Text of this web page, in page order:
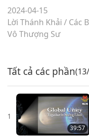
2024-04-15
Lời Thánh Khải / Các
Vô Thượng Sư
Tất cả các phần
1
39:57